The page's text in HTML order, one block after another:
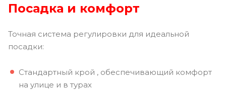
Посадка и комфорт
Точная система регулировки для идеальной
посадки:
Стандартный крой , обеспечивающий комфорт
на улице и в турах